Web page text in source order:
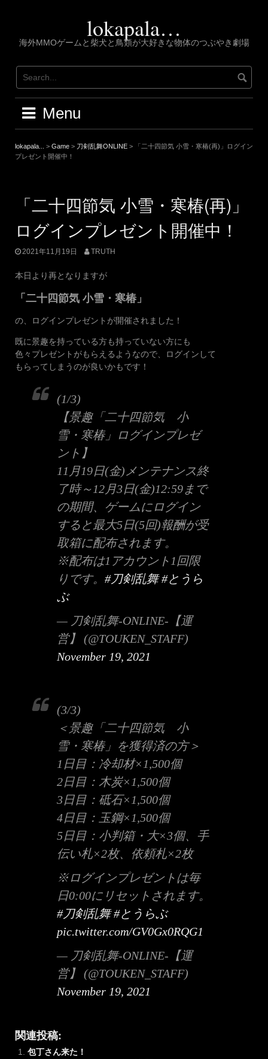
lokapala…
海外MMOゲームと柴犬と鳥類が大好きな物体のつぶやき劇場
Menu
lokapala... > Game > 刀剣乱舞ONLINE >
「二十四節気 小雪・寒椿(再)」ログイン
プレゼント開催中！
「二十四節気 小雪・寒椿(再)」
ログインプレゼント開催中！
2021年11月19日 TRUTH
本日より再となりますが
「二十四節気 小雪・寒椿」
の、ログインプレゼントが開催されました！
既に景趣を持っている方も持っていない方にも
色々プレゼントがもらえるようなので、ログインして
もらってしまうのが良いかもです！
(1/3)
【景趣「二十四節気 小
雪・寒椿」ログインプレゼ
ント】
11月19日(金)メンテナンス終
了時～12月3日(金)12:59まで
の期間、ゲームにログイン
すると最大5日(5回)報酬が受
取箱に配布されます。
※配布は1アカウント1回限
りです。 #刀剣乱舞 #とうら
ぶ
— 刀剣乱舞-ONLINE-【運
営】 (@TOUKEN_STAFF)
November 19, 2021
(3/3)
＜景趣「二十四節気 小
雪・寒椿」を獲得済の方＞
1日目：冷却材×1,500個
2日目：木炭×1,500個
3日目：砥石×1,500個
4日目：玉鋼×1,500個
5日目：小判箱・大×3個、手
伝い札×2枚、依頼札×2枚
※ログインプレゼントは毎
日0:00にリセットされます。
#刀剣乱舞 #とうらぶ
pic.twitter.com/GV0Gx0RQG1
— 刀剣乱舞-ONLINE-【運
営】 (@TOUKEN_STAFF)
November 19, 2021
関連投稿:
包丁さん来た！